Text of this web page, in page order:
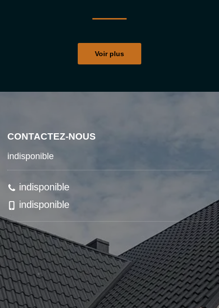
Voir plus
CONTACTEZ-NOUS
indisponible
indisponible
indisponible